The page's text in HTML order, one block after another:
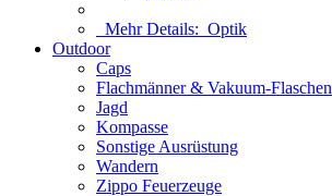
Mehr Details: Optik
Outdoor
Caps
Flachmänner & Vakuum-Flaschen
Jagd
Kompasse
Sonstige Ausrüstung
Wandern
Zippo Feuerzeuge